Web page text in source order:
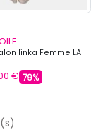
linka Femme LA
€ 79%